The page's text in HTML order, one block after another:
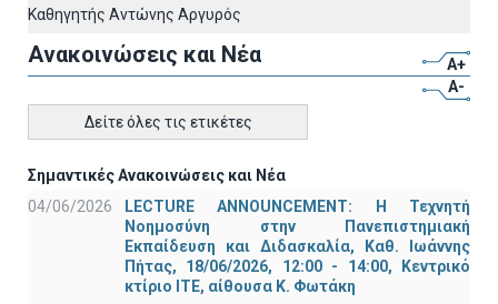
Καθηγητής Αντώνης Αργυρός
Ανακοινώσεις και Νέα
A+
A-
Δείτε όλες τις ετικέτες
Σημαντικές Ανακοινώσεις και Νέα
04/06/2026
LECTURE ANNOUNCEMENT: Η Τεχνητή
Νοημοσύνη στην Πανεπιστημιακή
Εκπαίδευση και Διδασκαλία, Καθ. Ιωάννης
Πήτας, 18/06/2026, 12:00 - 14:00, Κεντρικό
κτίριο ΙΤΕ, αίθουσα Κ. Φωτάκη